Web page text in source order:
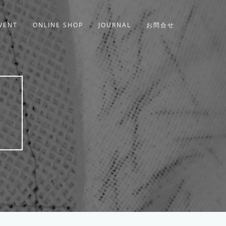
ONLINE SHOP JOURNAL お問合せ